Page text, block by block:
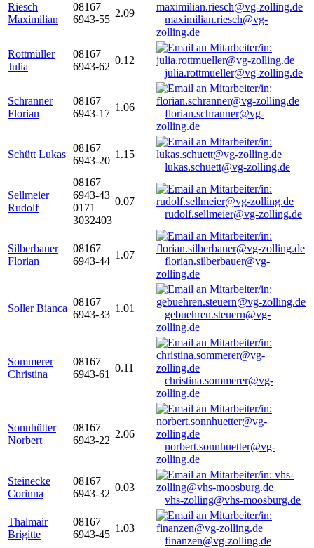
Riesch
Maximilian
08167
6943-55
2.09
maximilian.riesch@vg-
zolling.de
Rottmüller
Julia
08167
6943-62
0.12
julia.rottmueller@vg-zolling.de
Schranner
Florian
08167
6943-17
1.06
florian.schranner@vg-
zolling.de
Schütt Lukas
08167
6943-20
1.15
lukas.schuett@vg-zolling.de
Sellmeier
Rudolf
08167
6943-43
0171
3032403
0.07
rudolf.sellmeier@vg-zolling.de
Silberbauer
Florian
08167
6943-44
1.07
florian.silberbauer@vg-
zolling.de
Soller Bianca
08167
6943-33
1.01
gebuehren.steuern@vg-
zolling.de
Sommerer
Christina
08167
6943-61
0.11
christina.sommerer@vg-
zolling.de
Sonnhütter
Norbert
08167
6943-22
2.06
norbert.sonnhuetter@vg-
zolling.de
Steinecke
Corinna
08167
6943-32
0.03
vhs-zolling@vhs-moosburg.de
Thalmair
Brigitte
08167
6943-45
1.03
finanzen@vg-zolling.de